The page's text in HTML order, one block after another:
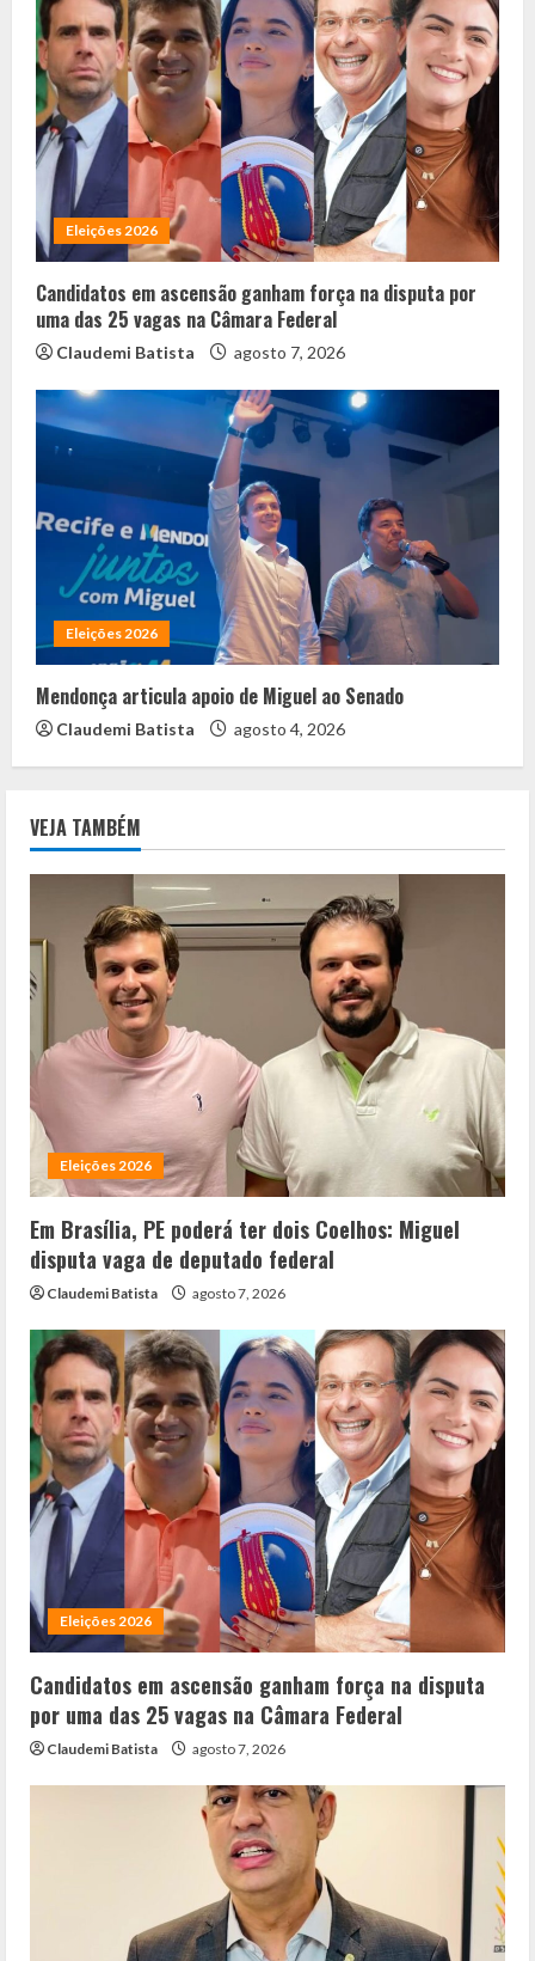
Eleições 2026
Candidatos em ascensão ganham força na disputa por
uma das 25 vagas na Câmara Federal
Claudemi Batista agosto 7, 2026
Eleições 2026
Mendonça articula apoio de Miguel ao Senado
Claudemi Batista agosto 4, 2026
VEJA TAMBÉM
Eleições 2026
Em Brasília, PE poderá ter dois Coelhos: Miguel
disputa vaga de deputado federal
Claudemi Batista agosto 7, 2026
Eleições 2026
Candidatos em ascensão ganham força na disputa
por uma das 25 vagas na Câmara Federal
Claudemi Batista agosto 7, 2026